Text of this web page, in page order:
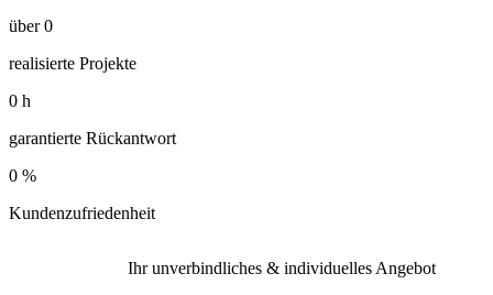
über 0
realisierte Projekte
0 h
garantierte Rückantwort
0 %
Kundenzufriedenheit
Ihr unverbindliches & individuelles Angebot